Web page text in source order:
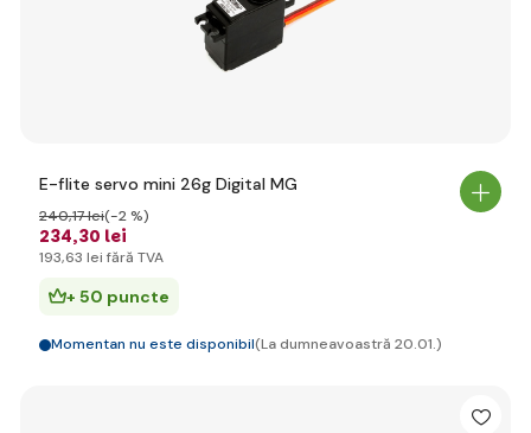
E-flite servo mini 26g Digital MG
234,30 lei
240,17 lei(-2 %)
193,63 lei fără TVA
+ 50 puncte
Momentan nu este disponibil(La dumneavoastră 20.01.)